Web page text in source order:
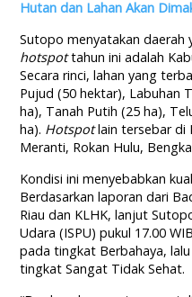
Hutan dan Lahan Akan
Sutopo menyatakan daerah
hotspottahun ini adalah
Secara rinci, lahan yang
Pujud (50 hektar), Labuhan
ha), Tanah Putih (25 ha),
ha). Hotspotlain tersebar di
Meranti, Rokan Hulu,
Kondisi ini menyebabkan
Berdasarkan laporan dari
Riau dan KLHK, lanjut
Udara (ISPU) pukul 17.00
pada tingkat Berbahaya,
tingkat Sangat Tidak Sehat.